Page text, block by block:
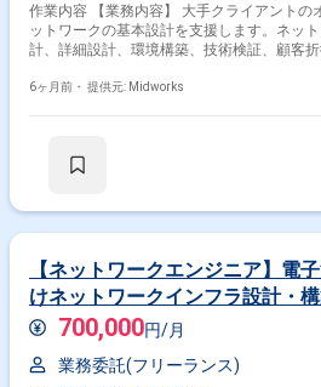
作業内容 【業務内容】 大手クライアントのオンプレミス環境におけるネ
ットワークの基本設計を支援します。ネッ
計、詳細設計、環境構築、技術検証、顧客
Catalystスイッチ、ルータを用いたネットワーク基本設
6ヶ月前・ 提供元: Midworks
【ネットワークエンジニア】電
けネットワークインフラ設計・
700,000円/月
業務委託(フリーランス)